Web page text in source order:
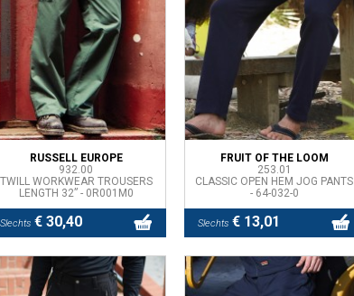
RUSSELL EUROPE
932.00
TWILL WORKWEAR TROUSERS
LENGTH 32” - 0R001M0
Slechts€ 30,40
FRUIT OF THE LOOM
253.01
CLASSIC OPEN HEM JOG PANTS
- 64-032-0
Slechts€ 13,01